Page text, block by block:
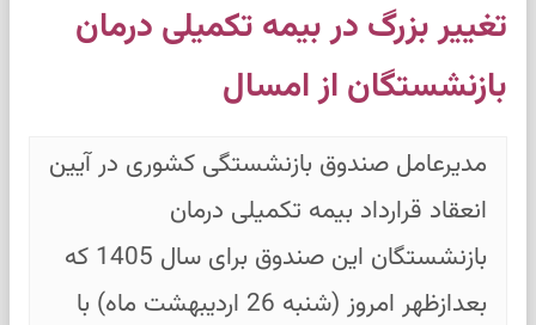
تغییر بزرگ در بیمه تکمیلی درمان
بازنشستگان از امسال
مدیرعامل صندوق بازنشستگی کشوری در آیین
انعقاد قرارداد بیمه تکمیلی درمان
بازنشستگان این صندوق برای سال 1405 که
بعدازظهر امروز (شنبه 26 اردیبهشت ماه) با